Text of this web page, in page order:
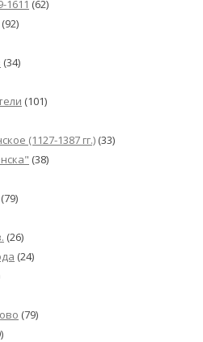
1611 (62)
(92)
(34)
(101)
(1127-1387 гг.) (33)
(38)
(79)
(26)
(24)
(79)